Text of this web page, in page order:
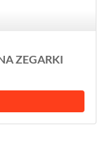
ZEGARKI